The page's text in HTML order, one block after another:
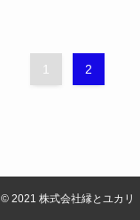
1 2
©2021 株式会社縁とユカリ